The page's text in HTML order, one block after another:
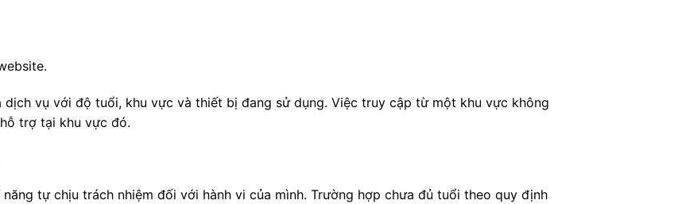
vụ với độ tuổi, khu vực và thiết bị đang sử dụng. Việc truy cập từ một khu vực không
trợ tại khu vực đó.
tự chịu trách nhiệm đối với hành vi của mình. Trường hợp chưa đủ tuổi theo quy định